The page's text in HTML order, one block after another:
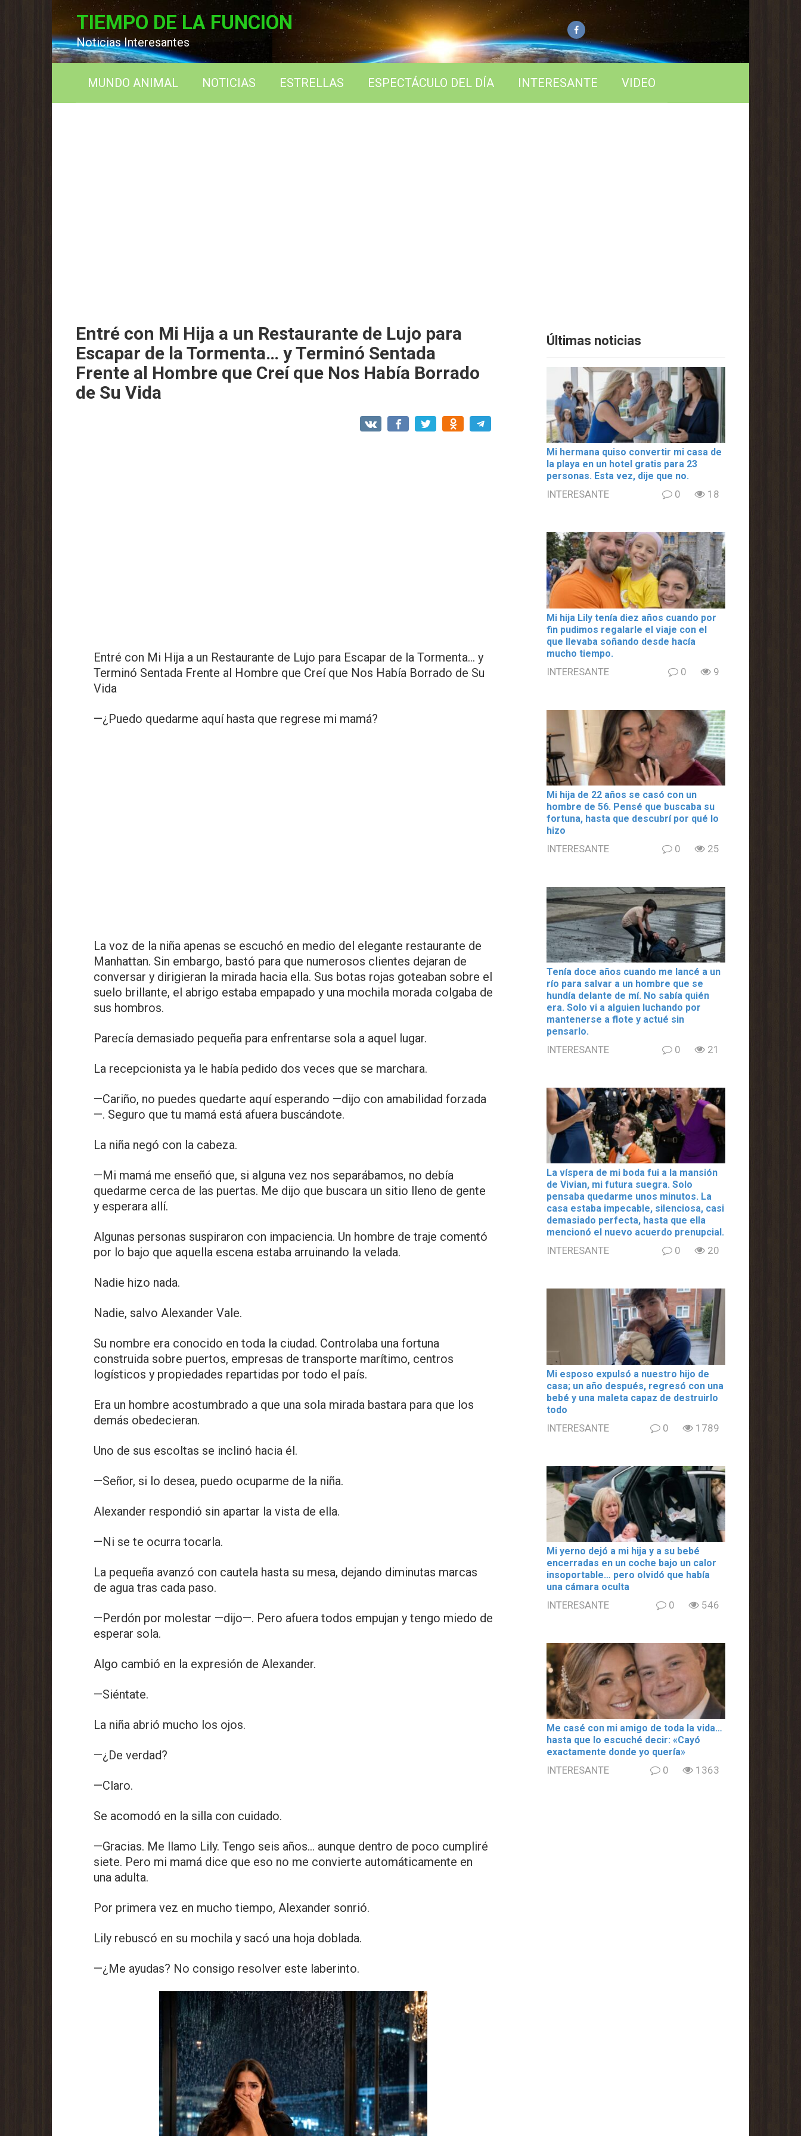
TIEMPO DE LA FUNCION
Noticias Interesantes
MUNDO ANIMAL NOTICIAS ESTRELLAS ESPECTÁCULO DEL DÍA INTERESANTE VIDEO
Entré con Mi Hija a un Restaurante de Lujo para
Escapar de la Tormenta… y Terminó Sentada
Frente al Hombre que Creí que Nos Había Borrado
de Su Vida
Entré con Mi Hija a un Restaurante de Lujo para Escapar de la Tormenta… y
Terminó Sentada Frente al Hombre que Creí que Nos Había Borrado de Su
Vida
—¿Puedo quedarme aquí hasta que regrese mi mamá?
La voz de la niña apenas se escuchó en medio del elegante restaurante de
Manhattan. Sin embargo, bastó para que numerosos clientes dejaran de
conversar y dirigieran la mirada hacia ella. Sus botas rojas goteaban sobre el
suelo brillante, el abrigo estaba empapado y una mochila morada colgaba de
sus hombros.
Parecía demasiado pequeña para enfrentarse sola a aquel lugar.
La recepcionista ya le había pedido dos veces que se marchara.
—Cariño, no puedes quedarte aquí esperando —dijo con amabilidad forzada
—. Seguro que tu mamá está afuera buscándote.
La niña negó con la cabeza.
—Mi mamá me enseñó que, si alguna vez nos separábamos, no debía
quedarme cerca de las puertas. Me dijo que buscara un sitio lleno de gente
y esperara allí.
Algunas personas suspiraron con impaciencia. Un hombre de traje comentó
por lo bajo que aquella escena estaba arruinando la velada.
Nadie hizo nada.
Nadie, salvo Alexander Vale.
Su nombre era conocido en toda la ciudad. Controlaba una fortuna
construida sobre puertos, empresas de transporte marítimo, centros
logísticos y propiedades repartidas por todo el país.
Era un hombre acostumbrado a que una sola mirada bastara para que los
demás obedecieran.
Uno de sus escoltas se inclinó hacia él.
—Señor, si lo desea, puedo ocuparme de la niña.
Alexander respondió sin apartar la vista de ella.
—Ni se te ocurra tocarla.
La pequeña avanzó con cautela hasta su mesa, dejando diminutas marcas
de agua tras cada paso.
—Perdón por molestar —dijo—. Pero afuera todos empujan y tengo miedo de
esperar sola.
Algo cambió en la expresión de Alexander.
—Siéntate.
La niña abrió mucho los ojos.
—¿De verdad?
—Claro.
Se acomodó en la silla con cuidado.
—Gracias. Me llamo Lily. Tengo seis años… aunque dentro de poco cumpliré
siete. Pero mi mamá dice que eso no me convierte automáticamente en
una adulta.
Por primera vez en mucho tiempo, Alexander sonrió.
Lily rebuscó en su mochila y sacó una hoja doblada.
—¿Me ayudas? No consigo resolver este laberinto.
Últimas noticias
Mi hermana quiso convertir mi casa de
la playa en un hotel gratis para 23
personas. Esta vez, dije que no.
INTERESANTE 0 18
Mi hija Lily tenía diez años cuando por
fin pudimos regalarle el viaje con el
que llevaba soñando desde hacía
mucho tiempo.
INTERESANTE 0 9
Mi hija de 22 años se casó con un
hombre de 56. Pensé que buscaba su
fortuna, hasta que descubrí por qué lo
hizo
INTERESANTE 0 25
Tenía doce años cuando me lancé a un
río para salvar a un hombre que se
hundía delante de mí. No sabía quién
era. Solo vi a alguien luchando por
mantenerse a flote y actué sin
pensarlo.
INTERESANTE 0 21
La víspera de mi boda fui a la mansión
de Vivian, mi futura suegra. Solo
pensaba quedarme unos minutos. La
casa estaba impecable, silenciosa, casi
demasiado perfecta, hasta que ella
mencionó el nuevo acuerdo prenupcial.
INTERESANTE 0 20
Mi esposo expulsó a nuestro hijo de
casa; un año después, regresó con una
bebé y una maleta capaz de destruirlo
todo
INTERESANTE 0 1789
Mi yerno dejó a mi hija y a su bebé
encerradas en un coche bajo un calor
insoportable… pero olvidó que había
una cámara oculta
INTERESANTE 0 546
Me casé con mi amigo de toda la vida…
hasta que lo escuché decir: «Cayó
exactamente donde yo quería»
INTERESANTE 0 1363